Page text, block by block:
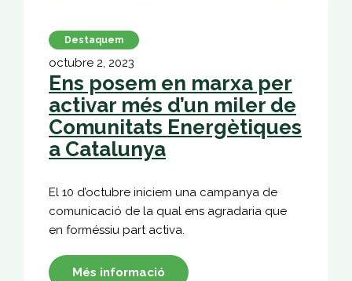
Destaquem
octubre 2, 2023
Ens posem en marxa per
activar més d’un miler de
Comunitats Energètiques
a Catalunya
El 10 d’octubre iniciem una campanya de
comunicació de la qual ens agradaria que
en forméssiu part activa.
Més informació